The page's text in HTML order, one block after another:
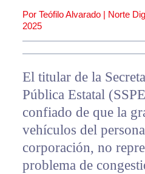
Por Teófilo Alvarado | Norte
2025
El titular de la
Pública Estatal
confiado de que la
vehículos del
corporación, no
problema de